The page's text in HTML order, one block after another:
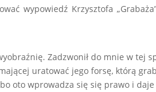
wypowiedź Krzysztofa
Zadzwonił do mnie w tej
uratować jego forsę, którą
oto wprowadza się się prawo i